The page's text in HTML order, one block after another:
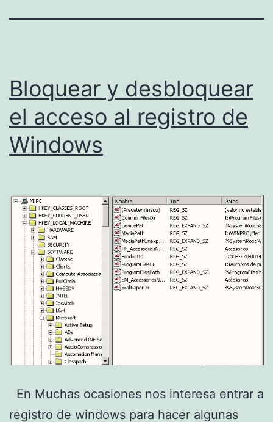
Bloquear y desbloquear
el acceso al registro de
Windows
En Muchas ocasiones nos interesa entrar a
registro de windows para hacer algunas